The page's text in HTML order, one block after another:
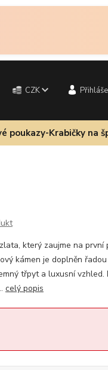
CZK
poukazy-Krabičky na
který zaujme na první
kámen je doplněn
třpyt a luxusní vzhled.
celý popis